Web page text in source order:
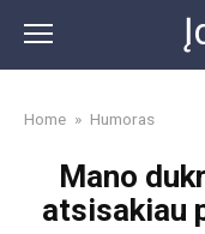
content
Home » Humoras
Mano
atsisakiau